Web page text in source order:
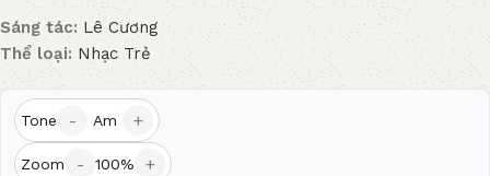
Sáng tác: Lê Cương
Thể loại: Nhạc Trẻ
Tone - Am +
Zoom - 100% +